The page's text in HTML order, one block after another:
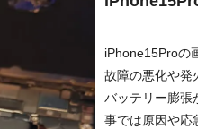
iPhone15Proの
故障の悪化や発
バッテリー膨張
事では原因や